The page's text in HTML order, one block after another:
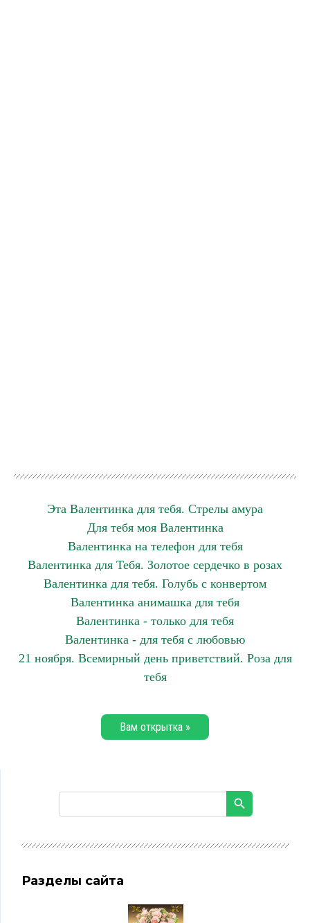
Эта Валентинка для тебя. Стрелы амура
Для тебя моя Валентинка
Валентинка на телефон для тебя
Валентинка для Тебя. Золотое сердечко в розах
Валентинка для тебя. Голубь с конвертом
Валентинка анимашка для тебя
Валентинка - только для тебя
Валентинка - для тебя с любовью
21 ноября. Всемирный день приветствий. Роза для
тебя
Вам открытка »
Разделы сайта